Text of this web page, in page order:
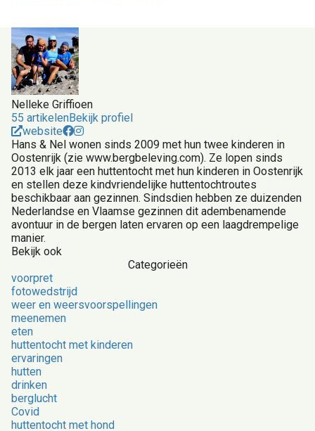
Nelleke Griffioen
55 artikelenBekijk profiel
website
Hans & Nel wonen sinds 2009 met hun twee kinderen in
Oostenrijk (zie www.bergbeleving.com). Ze lopen sinds
2013 elk jaar een huttentocht met hun kinderen in Oostenrijk
en stellen deze kindvriendelijke huttentochtroutes
beschikbaar aan gezinnen. Sindsdien hebben ze duizenden
Nederlandse en Vlaamse gezinnen dit adembenamende
avontuur in de bergen laten ervaren op een laagdrempelige
manier.
Bekijk ook
Categorieën
voorpret
fotowedstrijd
weer en weersvoorspellingen
meenemen
eten
huttentocht met kinderen
ervaringen
hutten
drinken
berglucht
Covid
huttentocht met hond